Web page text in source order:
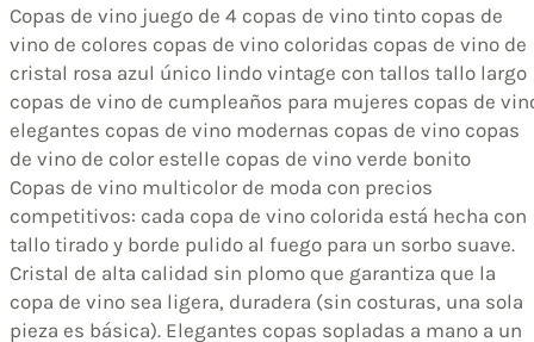
Copas de vino juego de 4 copas de vino tinto copas de
vino de colores copas de vino coloridas copas de vino de
cristal rosa azul único lindo vintage con tallos tallo largo
copas de vino de cumpleaños para mujeres copas de
elegantes copas de vino modernas copas de vino copas
de vino de color estelle copas de vino verde bonito
Copas de vino multicolor de moda con precios
competitivos: cada copa de vino colorida está hecha con
tallo tirado y borde pulido al fuego para un sorbo suave.
Cristal de alta calidad sin plomo que garantiza que la
copa de vino sea ligera, duradera (sin costuras, una sola
pieza es básica). Elegantes copas sopladas a mano a un